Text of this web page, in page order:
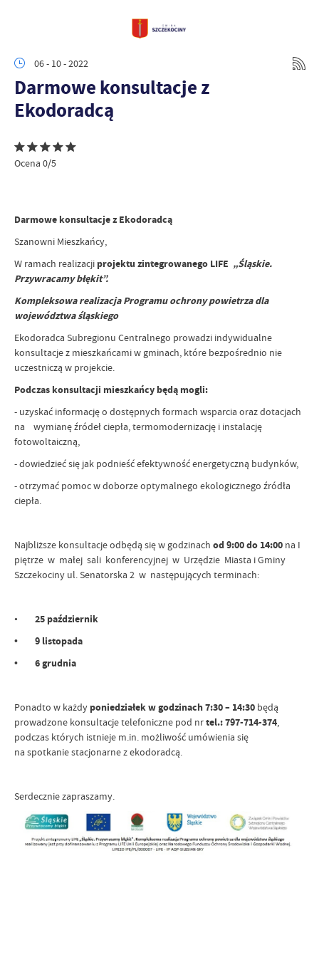
06 - 10 - 2022
Darmowe konsultacje z
Ekodoradcą
Ocena 0/5
Darmowe konsultacje z Ekodoradcą
Szanowni Mieszkańcy,
W ramach realizacji projektu zintegrowanego LIFE „Śląskie.
Przywracamy błękit”.
Kompleksowa realizacja Programu ochrony powietrza dla
województwa śląskiego
Ekodoradca Subregionu Centralnego prowadzi indywidualne
konsultacje z mieszkańcami w gminach, które bezpośrednio nie
uczestniczą w projekcie.
Podczas konsultacji mieszkańcy będą mogli:
- uzyskać informację o dostępnych formach wsparcia oraz dotacjach
na wymianę źródeł ciepła, termomodernizację i instalację
fotowoltaiczną,
- dowiedzieć się jak podnieść efektywność energetyczną budynków,
- otrzymać pomoc w doborze optymalnego ekologicznego źródła
ciepła.
Najbliższe konsultacje odbędą się w godzinach od 9:00 do 14:00 na I
piętrze w małej sali konferencyjnej w Urzędzie Miasta i Gminy
Szczekociny ul. Senatorska 2 w następujących terminach:
• 25 październik
• 9 listopada
• 6 grudnia
Ponadto w każdy poniedziałekw godzinach 7:30 – 14:30 będą
prowadzone konsultacje telefoniczne pod nrtel.: 797-714-374,
podczas których istnieje m.in. możliwość umówienia się
na spotkanie stacjonarne z ekodoradcą.
Serdecznie zapraszamy.